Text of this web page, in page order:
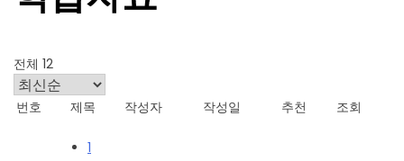
전체 12
번호 제목 작성자 작성일 추천 조회
1